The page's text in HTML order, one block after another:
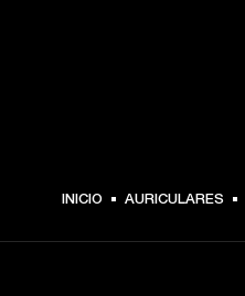
MEX$ 4,399 -
INICIO AURICULARES